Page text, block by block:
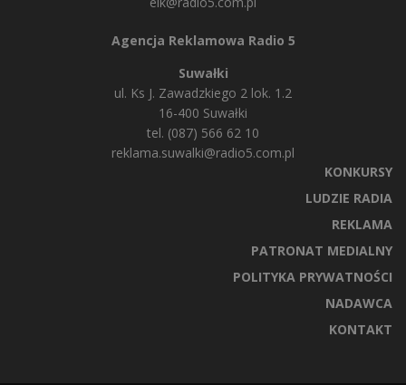
Agencja Reklamowa Radio 5
Suwałki
ul. Ks J. Zawadzkiego 2 lok. 1.2
16-400 Suwałki
tel. (087) 566 62 10
reklama.suwalki@radio5.com.pl
KONKURSY
LUDZIE RADIA
REKLAMA
PATRONAT MEDIALNY
POLITYKA PRYWATNOŚCI
NADAWCA
KONTAKT